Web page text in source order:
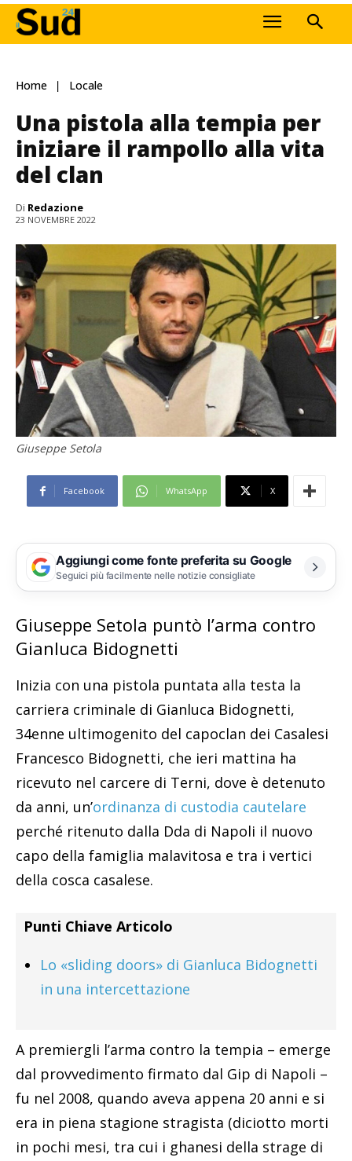
Home Locale
Una pistola alla tempia per
iniziare il rampollo alla vita
del clan
Di Redazione
23 NOVEMBRE 2022
Giuseppe Setola
Facebook WhatsApp X
Aggiungi come fonte preferita su Google
Seguici più facilmente nelle notizie consigliate
Giuseppe Setola puntò l’arma contro
Gianluca Bidognetti
Inizia con una pistola puntata alla testa la
carriera criminale di Gianluca Bidognetti,
34enne ultimogenito del capoclan dei Casalesi
Francesco Bidognetti, che ieri mattina ha
ricevuto nel carcere di Terni, dove è detenuto
da anni, un’ordinanza di custodia cautelare
perché ritenuto dalla Dda di Napoli il nuovo
capo della famiglia malavitosa e tra i vertici
della cosca casalese.
Punti Chiave Articolo
Lo «sliding doors» di Gianluca Bidognetti
in una intercettazione
A premiergli l’arma contro la tempia – emerge
dal provvedimento firmato dal Gip di Napoli –
fu nel 2008, quando aveva appena 20 anni e si
era in piena stagione stragista (diciotto morti
in pochi mesi, tra cui i ghanesi della strage di